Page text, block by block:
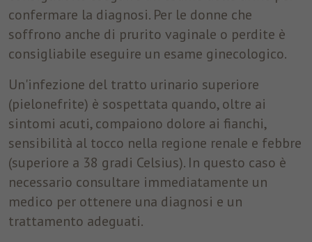
confermare la diagnosi. Per le donne che
soffrono anche di prurito vaginale o perdite è
consigliabile eseguire un esame ginecologico.
Un'infezione del tratto urinario superiore
(pielonefrite) è sospettata quando, oltre ai
sintomi acuti, compaiono dolore ai fianchi,
sensibilità al tocco nella regione renale e febbre
(superiore a 38 gradi Celsius). In questo caso è
necessario consultare immediatamente un
medico per ottenere una diagnosi e un
trattamento adeguati.
web, sui siti che hanno Facebook pixel o
Facebook social plugin.